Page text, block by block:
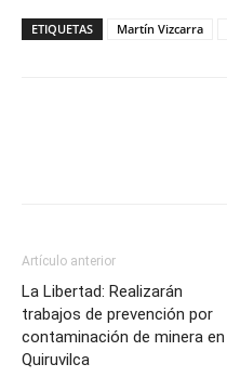
ETIQUETAS Martín Vizcarra
Artículo anterior
La Libertad: Realizarán
trabajos de prevención por
contaminación de minera en
Quiruvilca